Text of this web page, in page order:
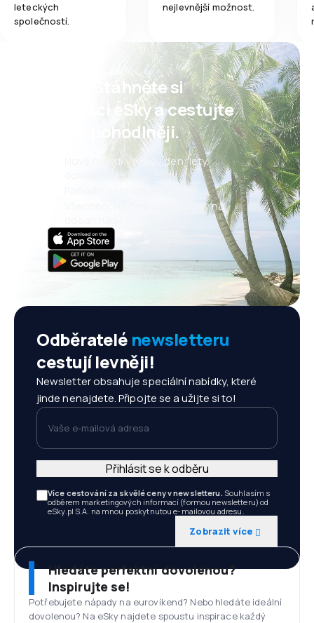
leteckých
společností.
nejlevnější možnost.
Psst! Stáhněte si
aplikaci eSky a cestujte
ještě pohodlněji.
Nové nabídky každý den: lety,
dovolené, eurovíkendy
Všechno, na čem záleží, vždy na
Odběratelé newsletteru
cestují levněji!
Newsletter obsahuje speciální nabídky, které
jinde nenajdete. Připojte se a užijte si to!
Vaše e-mailová adresa
Více cestování za skvělé ceny v newsletteru. Souhlasím s
odběrem marketingových informací (formou newsletteru) od
eSky.pl S.A. na mnou poskytnutou e-mailovou adresu.
Zobrazit více
Přihlásit se k odběru
Hledáte perfektní dovolenou?
Inspirujte se!
Potřebujete nápady na eurovíkend? Nebo hledáte ideální
dovolenou? Na eSky najdete spoustu inspirace každý